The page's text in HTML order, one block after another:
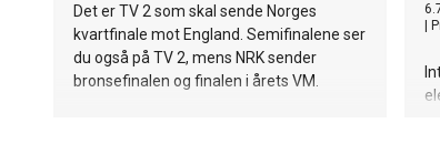
Det er TV 2 som skal sende Norges
kvartfinale mot England. Semifinalene ser
du også på TV 2, mens NRK sender
bronsefinalen og finalen i årets VM.